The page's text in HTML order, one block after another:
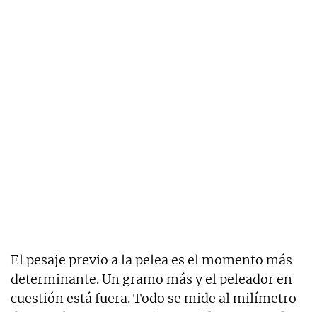
El pesaje previo a la pelea es el momento más
determinante. Un gramo más y el peleador en
cuestión está fuera. Todo se mide al milímetro